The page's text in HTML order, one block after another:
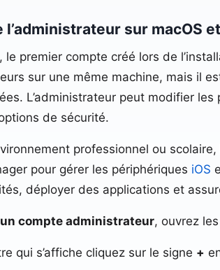
l’administrateur sur macOS
le premier compte créé lors de
sur une même machine, mais il
L’administrateur peut modifier
de sécurité.
professionnel ou
pour gérer les périphériques iOS
déployer des applications et
compte administrateur, ouvrez
qui s’affiche cliquez sur le signe +